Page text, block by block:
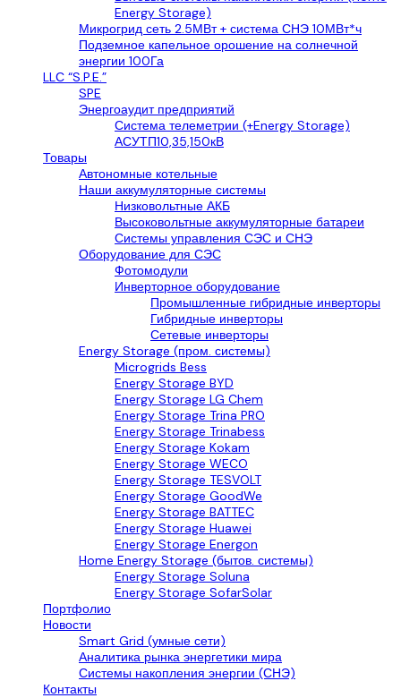
Energy Storage)
Микрогрид сеть 2.5МВт + система СНЭ 10МВт*ч
Подземное капельное орошение на солнечной
энергии 100Га
LLС “S.P.E.”
SPE
Энергоаудит предприятий
Система телеметрии (+Energy Storage)
АСУТП10,35,150кВ
Товары
Автономные котельные
Наши аккумуляторные системы
Низковольтные АКБ
Высоковольтные аккумуляторные батареи
Системы управления СЭС и СНЭ
Оборудование для СЭС
Фотомодули
Инверторное оборудование
Промышленные гибридные инверторы
Гибридные инверторы
Сетевые инверторы
Energy Storage (пром. системы)
Microgrids Bess
Energy Storage BYD
Energy Storage LG Chem
Energy Storage Trina PRO
Energy Storage Trinabess
Energy Storage Kokam
Energy Storage WECO
Energy Storage TESVOLT
Energy Storage GoodWe
Energy Storage BATTEC
Energy Storage Huawei
Energy Storage Energon
Home Energy Storage (бытов. системы)
Energy Storage Soluna
Energy Storage SofarSolar
Портфолио
Новости
Smart Grid (умные сети)
Аналитика рынка энергетики мира
Системы накопления энергии (СНЭ)
Контакты